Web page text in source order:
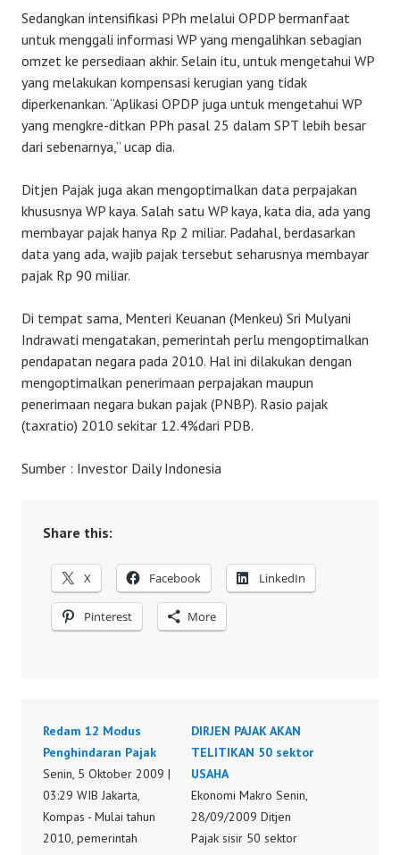
Sedangkan intensifikasi PPh melalui OPDP bermanfaat
untuk menggali informasi WP yang mengalihkan sebagian
omzet ke persediaan akhir. Selain itu, untuk mengetahui WP
yang melakukan kompensasi kerugian yang tidak
diperkenankan. “Aplikasi OPDP juga untuk mengetahui WP
yang mengkre-ditkan PPh pasal 25 dalam SPT lebih besar
dari sebenarnya,” ucap dia.
Ditjen Pajak juga akan mengoptimalkan data perpajakan
khususnya WP kaya. Salah satu WP kaya, kata dia, ada yang
membayar pajak hanya Rp 2 miliar. Padahal, berdasarkan
data yang ada, wajib pajak tersebut seharusnya membayar
pajak Rp 90 miliar.
Di tempat sama, Menteri Keuanan (Menkeu) Sri Mulyani
Indrawati mengatakan, pemerintah perlu mengoptimalkan
pendapatan negara pada 2010. Hal ini dilakukan dengan
mengoptimalkan penerimaan perpajakan maupun
penerimaan negara bukan pajak (PNBP). Rasio pajak
(taxratio) 2010 sekitar 12.4%dari PDB.
Sumber : Investor Daily Indonesia
Share this:
X Facebook LinkedIn
Pinterest More
Redam 12 Modus
Penghindaran Pajak
Senin, 5 Oktober 2009 |
03:29 WIB Jakarta,
Kompas - Mulai tahun
2010, pemerintah
DIRJEN PAJAK AKAN
TELITIKAN 50 sektor
USAHA
Ekonomi Makro Senin,
28/09/2009 Ditjen
Pajak sisir 50 sektor